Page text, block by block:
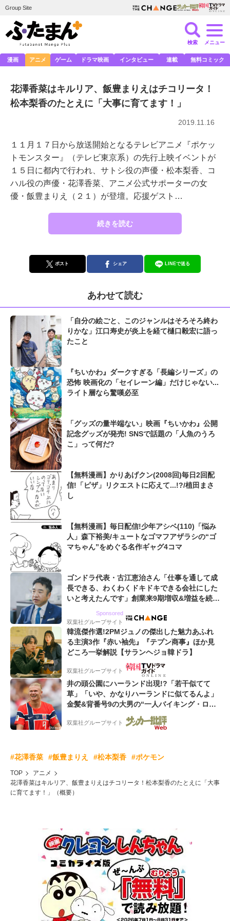
Group Site
検索 メニュー
漫画 アニメ ゲーム ドラマ映画 インタビュー 連載 無料コミック
花澤香菜はキルリア、飯豊まりえはチコリータ！
松本梨香のたとえに「大事に育てます！」
2019.11.16
１１月１７日から放送開始となるテレビアニメ『ポケッ
トモンスター』（テレビ東京系）の先行上映イベントが
１５日に都内で行われ、サトシ役の声優・松本梨香、コ
ハル役の声優・花澤香菜、アニメ公式サポーターの女
優・飯豊まりえ（２１）が登壇。応援ゲスト…
続きを読む
ポスト シェア LINEで送る
あわせて読む
「自分の絵ごと、このジャンルはそろそろ終わ
りかな」江口寿史が炎上を経て樋口毅宏に語っ
たこと
『ちいかわ』ダークすぎる「長編シリーズ」の
恐怖 映画化の「セイレーン編」だけじゃない...
ライト層なら驚嘆必至
「グッズの量半端ない」映画『ちいかわ』公開
記念グッズが発売! SNSで話題の「人魚のうろ
こ」って何だ?
【無料漫画】かりあげクン(2008回)毎日2回配
信!「ピザ」リクエストに応えて...!?/植田まさ
し
【無料漫画】毎日配信!少年アシベ(110)「悩み
人」森下裕美/キュートなゴマフアザラシの“ゴ
マちゃん”をめぐる名作ギャグ4コマ
ゴンドラ代表・古江恵治さん「仕事を通して成
長できる、わくわくドキドキできる会社にした
いと考えたんです」創業来9期増収&増益を続け
Sponsored
双葉社グループサイト
韓流傑作選!2PMジュノの傑出した魅力あふれ
る主演3作『赤い袖先』『テプン商事』ほか見
どころ一挙解説【サランヘジョ韓ドラ】
双葉社グループサイト
井の頭公園にハーランド出現!?「若干似てて
草」「いや、かなりハーランドに似てるんよ」
金髪&背番号9の大男の“一人バイキング・ロ
ー”映像が話題!「元気をもらった」
双葉社グループサイト
#花澤香菜 #飯豊まりえ #松本梨香 #ポケモン
TOP
アニメ
花澤香菜はキルリア、飯豊まりえはチコリータ！松本梨香のたとえに「大事
に育てます！」（概要）